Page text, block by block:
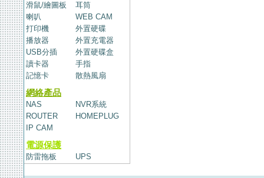
滑鼠/繪圖板
耳筒
喇叭
WEB CAM
打印機
外置硬碟
播放器
外置充電器
USB分插
外置硬碟盒
讀卡器
手指
記憶卡
散熱風扇
網絡產品
NAS
NVR系統
ROUTER
HOMEPLUG
IP CAM
電源保護
防雷拖板 UPS